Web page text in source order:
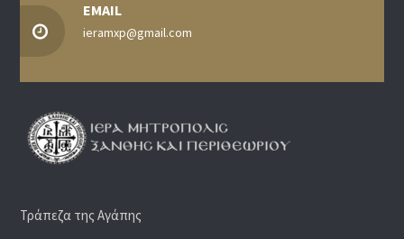
EMAIL
ieramxp@gmail.com
Τράπεζα της Αγάπης